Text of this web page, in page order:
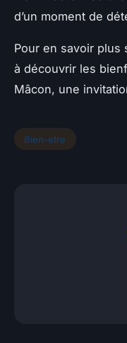
d’un moment de
Pour en savoir plus
à découvrir les
Mâcon, une
Bien-etre